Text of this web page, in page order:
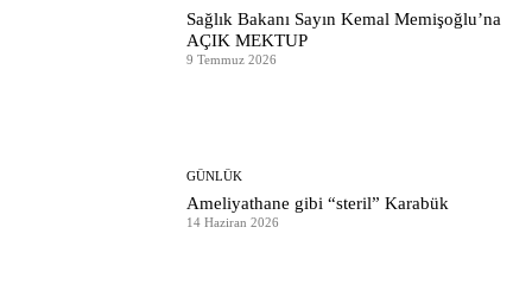
Sağlık Bakanı Sayın Kemal Memişoğlu’na
AÇIK MEKTUP
9 Temmuz 2026
GÜNLÜK
Ameliyathane gibi “steril” Karabük
14 Haziran 2026